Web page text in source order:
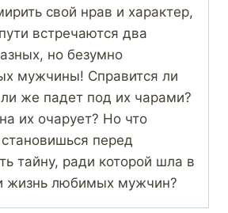
свой нрав и характер,
встречаются два
но безумно
мужчины! Справится ли
же падет под их чарами?
их очарует? Но что
перед
тайну, ради которой шла в
жизнь любимых мужчин?